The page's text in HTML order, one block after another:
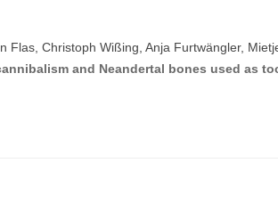
Christoph Wißing, Anja Furtwängler,
and Neandertal bones used as